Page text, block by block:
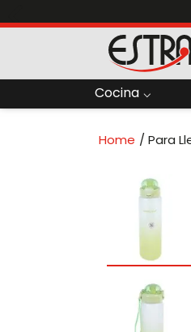
Cocina
Para
. Termo
10. Locker